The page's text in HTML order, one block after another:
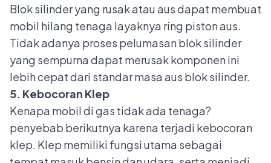
Blok silinder yang rusak atau aus dapat membuat
mobil hilang tenaga layaknya ring piston aus.
Tidak adanya proses pelumasan blok silinder
yang sempurna dapat merusak komponen ini
lebih cepat dari standar masa aus blok silinder.
5. Kebocoran Klep
Kenapa mobil di gas tidak ada tenaga?
penyebab berikutnya karena terjadi kebocoran
klep. Klep memiliki fungsi utama sebagai